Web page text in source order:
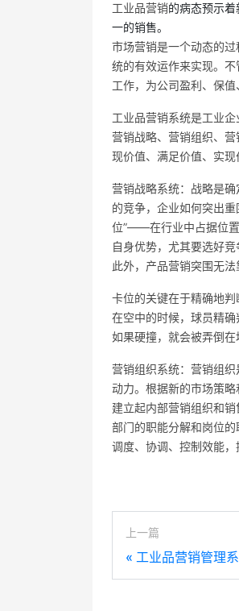
工业品营销的病态预示
一的销售。
市场营销是一个动态的
统的有效运作来实现。
工作，为公司盈利、保值
工业品营销系统是工业
营销战略、营销组织、
现价值、满足价值、实现
营销战略系统：战略是
的竞争，企业如何突出
位”——在行业中占据位置
自身优势，尤其要选好
此外，产品营销突围无
卡位的关键在于精确地
在空中的时候，球员精
如果硬撞，就会被弄倒在
营销组织系统：营销组
动力。根据新的市场策
建立起内部营销组织和
部门的职能分解和岗位
调度、协调、控制效能，
上一篇
« 工业品营销管理